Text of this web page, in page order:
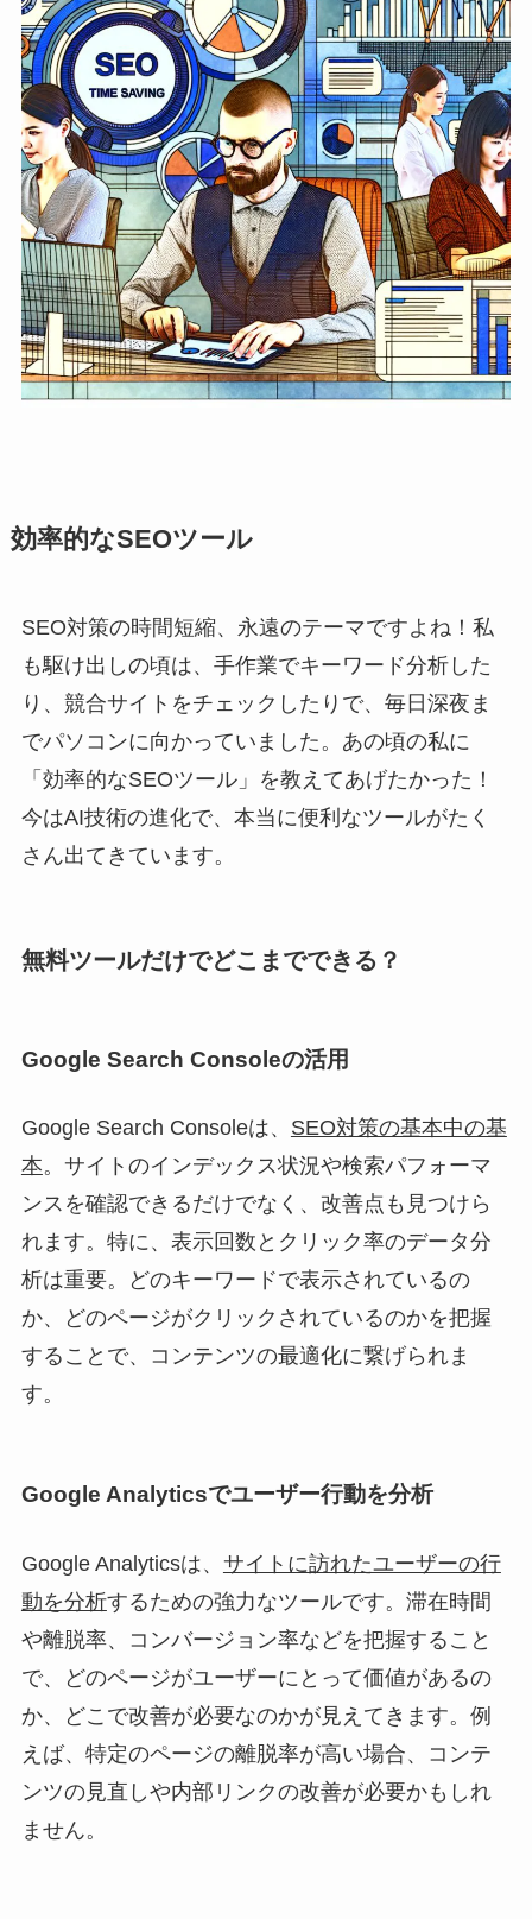
効率的なSEOツール
SEO対策の時間短縮、永遠のテーマですよね！私
も駆け出しの頃は、手作業でキーワード分析した
り、競合サイトをチェックしたりで、毎日深夜ま
でパソコンに向かっていました。あの頃の私に
「効率的なSEOツール」を教えてあげたかった！
今はAI技術の進化で、本当に便利なツールがたく
さん出てきています。
無料ツールだけでどこまでできる？
Google Search Consoleの活用
Google Search Consoleは、 SEO対策の基本中の基
本。サイトのインデックス状況や検索パフォーマ
ンスを確認できるだけでなく、改善点も見つけら
れます。特に、表示回数とクリック率のデータ分
析は重要。どのキーワードで表示されているの
か、どのページがクリックされているのかを把握
することで、コンテンツの最適化に繋げられま
す。
Google Analyticsでユーザー行動を分析
Google Analyticsは、 サイトに訪れたユーザーの行
動を分析するための強力なツールです。滞在時間
や離脱率、コンバージョン率などを把握すること
で、どのページがユーザーにとって価値があるの
か、どこで改善が必要なのかが見えてきます。例
えば、特定のページの離脱率が高い場合、コンテ
ンツの見直しや内部リンクの改善が必要かもしれ
ません。